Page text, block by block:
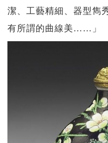
潔、工藝精細、器型雋
有所謂的曲線美……」